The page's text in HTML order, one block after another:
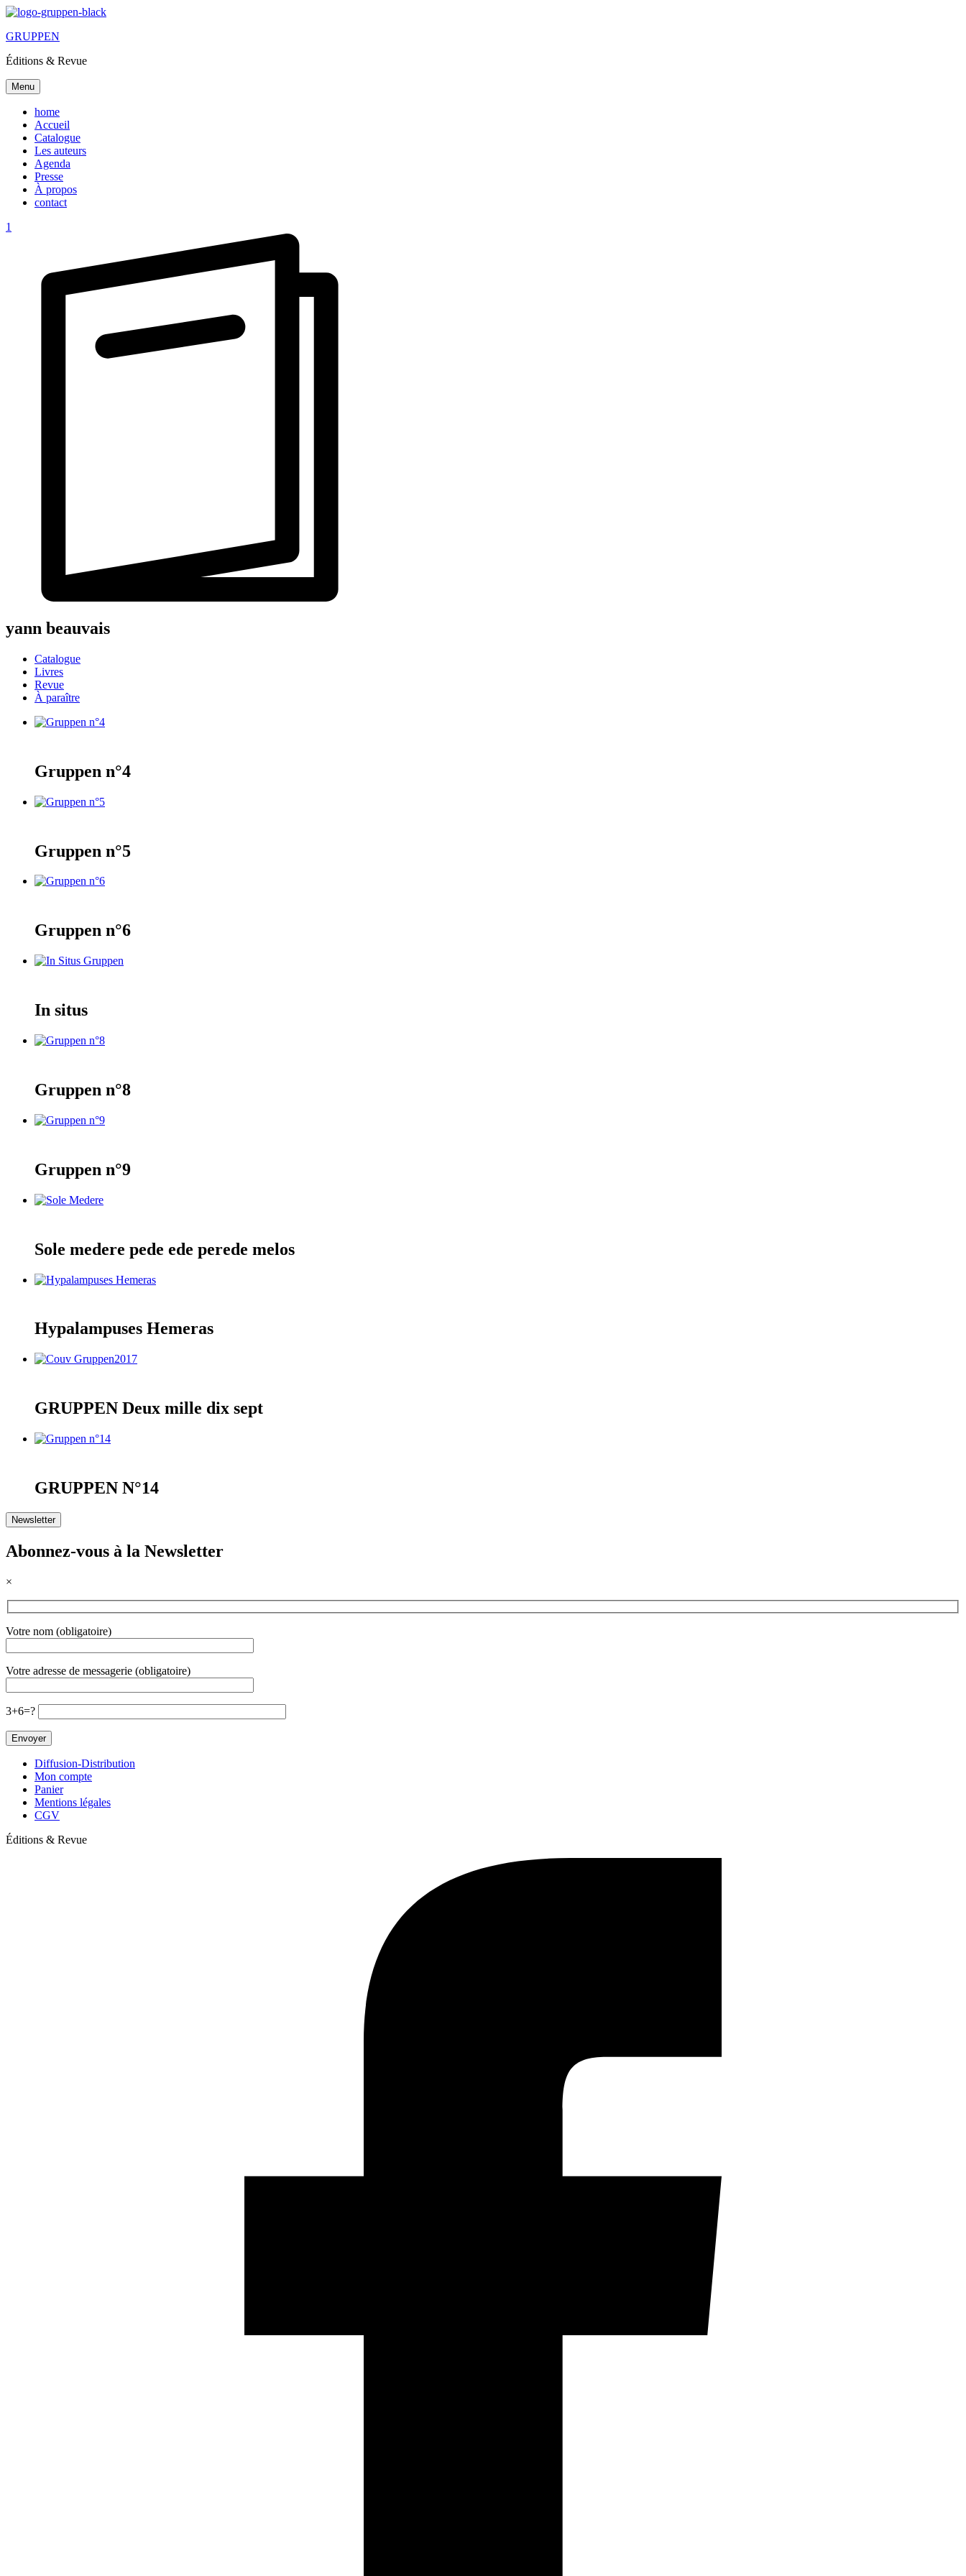
GRUPPEN
Éditions & Revue
Menu
home
Accueil
Catalogue
Les auteurs
Agenda
Presse
À propos
contact
1
yann beauvais
Catalogue
Livres
Revue
À paraître
Gruppen n°4
Gruppen n°5
Gruppen n°6
In situs
Gruppen n°8
Gruppen n°9
Sole medere pede ede perede melos
Hypalampuses Hemeras
GRUPPEN Deux mille dix sept
GRUPPEN N°14
Newsletter
Abonnez-vous à la Newsletter
×
Votre nom (obligatoire)
Votre adresse de messagerie (obligatoire)
3+6=?
Diffusion-Distribution
Mon compte
Panier
Mentions légales
CGV
Éditions & Revue